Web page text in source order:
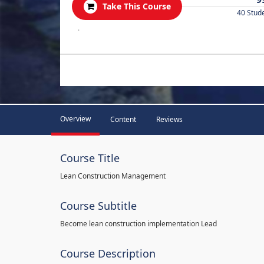
Take This Course
40
.
Overview Content Reviews
Course Title
Lean Construction Management
Course Subtitle
Become lean construction implementation Lead
Course Description